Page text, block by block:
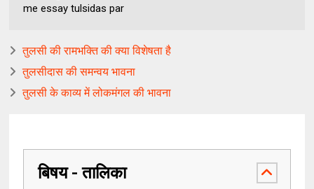
me essay tulsidas par
तुलसी की रामभक्ति की क्या विशेषता है
तुलसीदास की समन्वय भावना
तुलसी के काव्य में लोकमंगल की भावना
बिषय - तालिका